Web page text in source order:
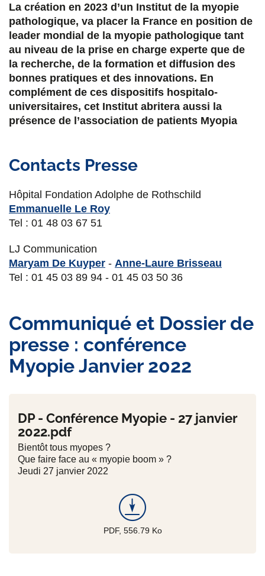
La création en 2023 d’un Institut de la myopie
pathologique, va placer la France en position de
leader mondial de la myopie pathologique tant
au niveau de la prise en charge experte que de
la recherche, de la formation et diffusion des
bonnes pratiques et des innovations. En
complément de ces dispositifs hospitalo-
universitaires, cet Institut abritera aussi la
présence de l’association de patients Myopia
Contacts Presse
Hôpital Fondation Adolphe de Rothschild
Emmanuelle Le Roy
Tel : 01 48 03 67 51
LJ Communication
Maryam De Kuyper - Anne-Laure Brisseau
Tel : 01 45 03 89 94 - 01 45 03 50 36
Communiqué et Dossier de
presse : conférence
Myopie Janvier 2022
DP - Conférence Myopie - 27 janvier
2022.pdf
Bientôt tous myopes ?
Que faire face au « myopie boom » ?
Jeudi 27 janvier 2022
PDF, 556.79Ko